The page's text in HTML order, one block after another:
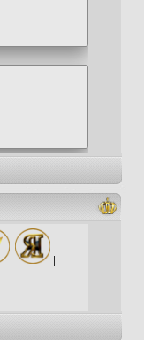
| |